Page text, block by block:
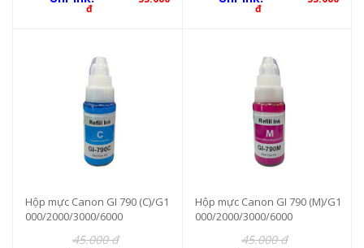
đ đ
Hộp mực Canon GI 790 (C)/G1
000/2000/3000/6000
45.000 đ
Hộp mực Canon GI 790 (M)/G1
000/2000/3000/6000
45.000 đ